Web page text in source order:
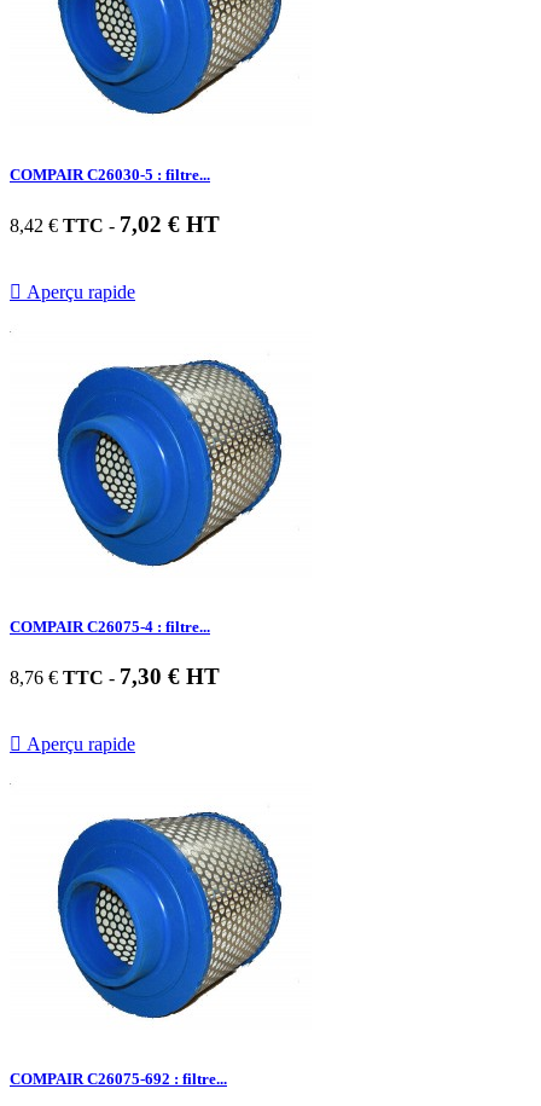
COMPAIR C26030-5 : filtre...
8,42 € TTC - 7,02 € HT
 Aperçu rapide
COMPAIR C26075-4 : filtre...
8,76 € TTC - 7,30 € HT
 Aperçu rapide
COMPAIR C26075-692 : filtre...